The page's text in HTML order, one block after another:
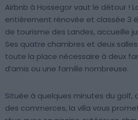
Airbnb à Hossegor vaut le détour !
entièrement rénovée et classée 3
de tourisme des Landes, accueille
Ses quatre chambres et deux
toute la place nécessaire à deux
d’amis ou une famille nombreuse.
Située à quelques minutes du golf,
des commerces, la villa vous